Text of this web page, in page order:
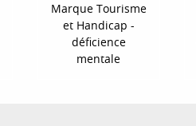
Marque Tourisme
et Handicap -
déficience
mentale